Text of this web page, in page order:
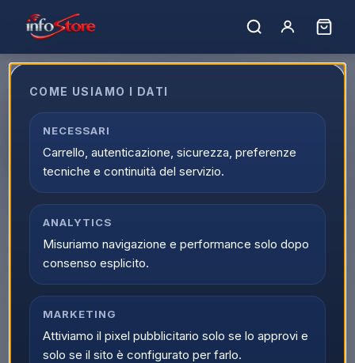
COME USIAMO I DATI
NECESSARI
Carrello, autenticazione, sicurezza, preferenze
tecniche e continuità del servizio.
ANALYTICS
Misuriamo navigazione e performance solo dopo
consenso esplicito.
MARKETING
Attiviamo il pixel pubblicitario solo se lo approvi e
solo se il sito è configurato per farlo.
Apple iPhone 17 Pro Max 256GB
6,9" Cosmic Orange
MFYN4QN/A
EAN: